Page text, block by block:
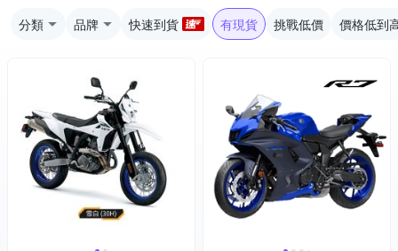
分類 品牌 快速到貨 有現貨 挑戰低價 價格低到